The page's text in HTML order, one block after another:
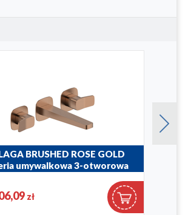
BRUSHED ROSE GOLD
umywalkowa 3-otworowa
821-34 zł